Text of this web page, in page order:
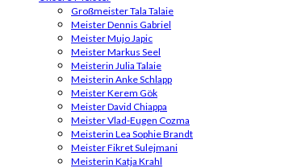
Großmeister Tala Talaie
Meister Dennis Gabriel
Meister Mujo Japic
Meister Markus Seel
Meisterin Julia Talaie
Meisterin Anke Schlapp
Meister Kerem Gök
Meister David Chiappa
Meister Vlad-Eugen Cozma
Meisterin Lea Sophie Brandt
Meister Fikret Sulejmani
Meisterin Katja Krahl